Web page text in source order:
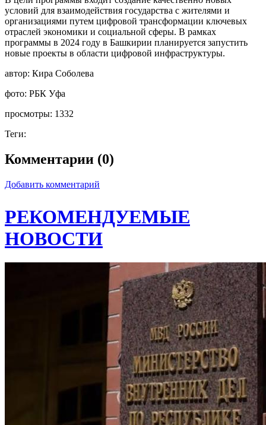
условий для взаимодействия государства с жителями и
организациями путем цифровой трансформации ключевых
отраслей экономики и социальной сферы. В рамках
программы в 2024 году в Башкирии планируется запустить
новые проекты в области цифровой инфраструктуры.
автор: Кира Соболева
фото: РБК Уфа
просмотры: 1332
Теги:
Комментарии (0)
Добавить комментарий
РЕКОМЕНДУЕМЫЕ
НОВОСТИ